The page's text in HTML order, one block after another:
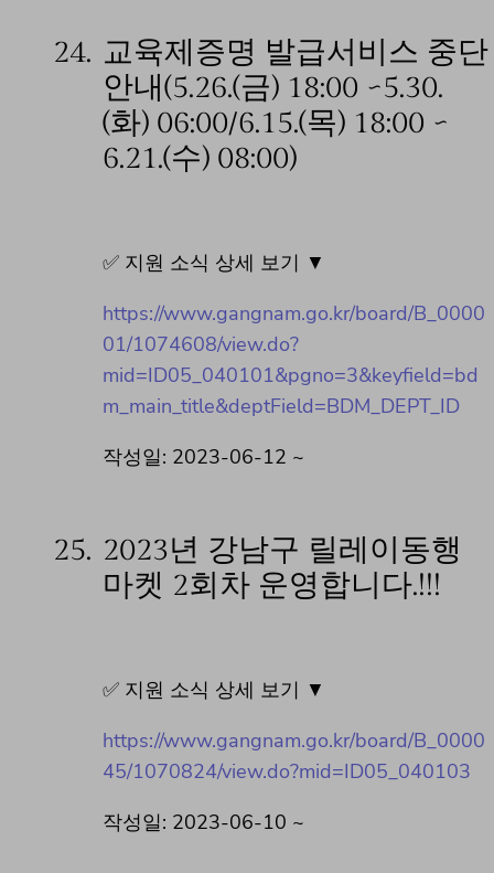
24. 교육제증명 발급서비스 중단
안내(5.26.(금) 18:00 ~5.30.
(화) 06:00/6.15.(목) 18:00 ~
6.21.(수) 08:00)
✅ 지원 소식 상세 보기 ▼
https://www.gangnam.go.kr/board/B_0000
01/1074608/view.do?
mid=ID05_040101&pgno=3&keyfield=bd
m_main_title&deptField=BDM_DEPT_ID
작성일: 2023-06-12 ~
25. 2023년 강남구 릴레이동행
마켓 2회차 운영합니다.!!!
✅ 지원 소식 상세 보기 ▼
https://www.gangnam.go.kr/board/B_0000
45/1070824/view.do?mid=ID05_040103
작성일: 2023-06-10 ~